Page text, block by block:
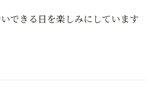
できる日を楽しみにしています